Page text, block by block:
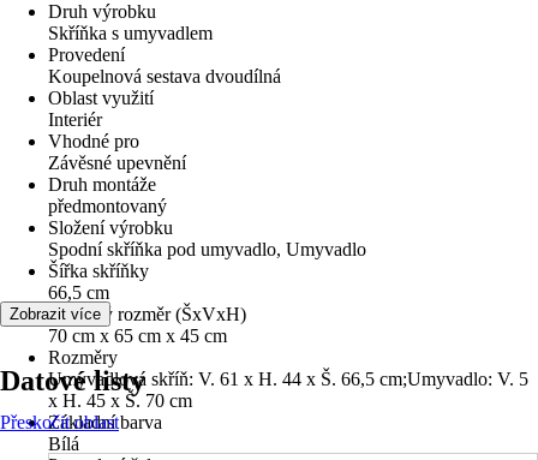
Druh výrobku
Skříňka s umyvadlem
Provedení
Koupelnová sestava dvoudílná
Oblast využití
Interiér
Vhodné pro
Závěsné upevnění
Druh montáže
předmontovaný
Složení výrobku
Spodní skříňka pod umyvadlo, Umyvadlo
Šířka skříňky
66,5 cm
Celkový rozměr (ŠxVxH)
70 cm x 65 cm x 45 cm
Rozměry
Umyvadlová skříň: V. 61 x H. 44 x Š. 66,5 cm;Umyvadlo: V. 5
x H. 45 x Š. 70 cm
Základní barva
Bílá
Zobrazit více
Datové listy
Přeskočit oblast